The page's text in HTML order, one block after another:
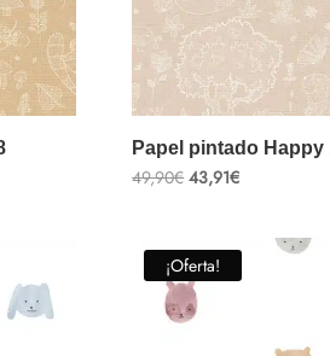
Papel pintado Happy
49,90€ El
precio
49,90€.
43,91€El
43,91€.
¡Oferta!